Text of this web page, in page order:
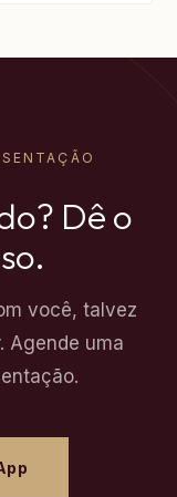
Dê o
você, talvez
Agende uma